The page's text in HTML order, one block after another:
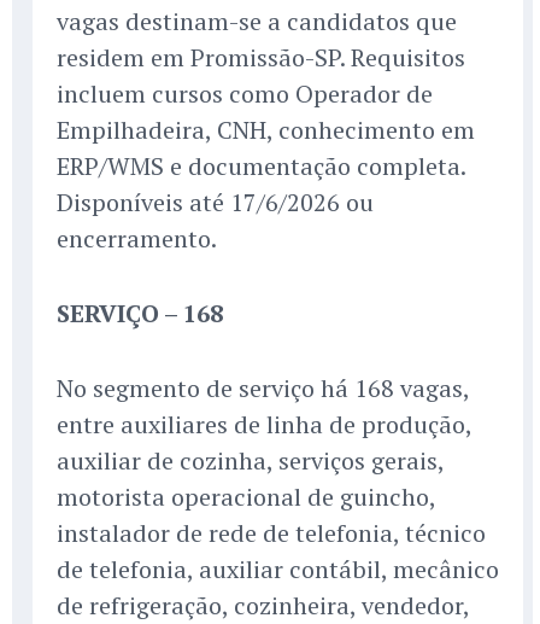
vagas destinam-se a candidatos que
residem em Promissão-SP. Requisitos
incluem cursos como Operador de
Empilhadeira, CNH, conhecimento em
ERP/WMS e documentação completa.
Disponíveis até 17/6/2026 ou
encerramento.
SERVIÇO – 168
No segmento de serviço há 168 vagas,
entre auxiliares de linha de produção,
auxiliar de cozinha, serviços gerais,
motorista operacional de guincho,
instalador de rede de telefonia, técnico
de telefonia, auxiliar contábil, mecânico
de refrigeração, cozinheira, vendedor,